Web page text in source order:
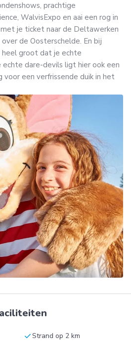
prachtige
WalvisExpo en aai een rog in
met je ticket naar de Deltawerken
de Oosterschelde. En bij
heel groot dat je echte
echte dare-devils ligt hier ook een
voor een verfrissende duik in het
checkStrand op 2 km